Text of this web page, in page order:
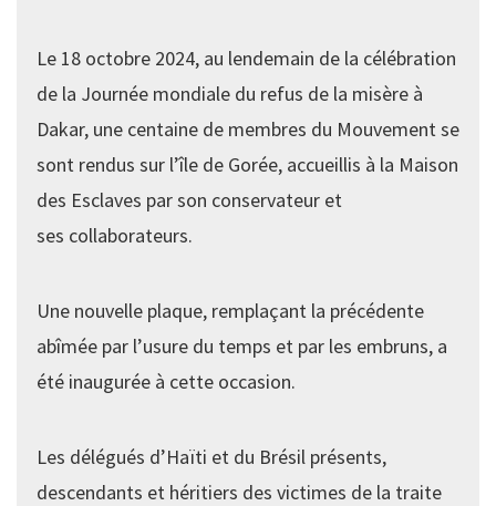
Le 18 octobre 2024, au lendemain de la célébration
de la Journée mondiale du refus de la misère à
Dakar, une centaine de membres du Mouvement se
sont rendus sur l’île de Gorée, accueillis à la Maison
des Esclaves par son conservateur et
ses collaborateurs.
Une nouvelle plaque, remplaçant la précédente
abîmée par l’usure du temps et par les embruns, a
été inaugurée à cette occasion.
Les délégués d’Haïti et du Brésil présents,
descendants et héritiers des victimes de la traite